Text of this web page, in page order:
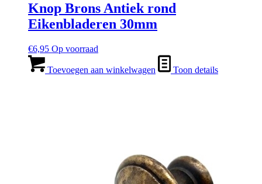
Knop Brons Antiek rond
Eikenbladeren 30mm
€6,95 Op voorraad
Toevoegen aan winkelwagen Toon details